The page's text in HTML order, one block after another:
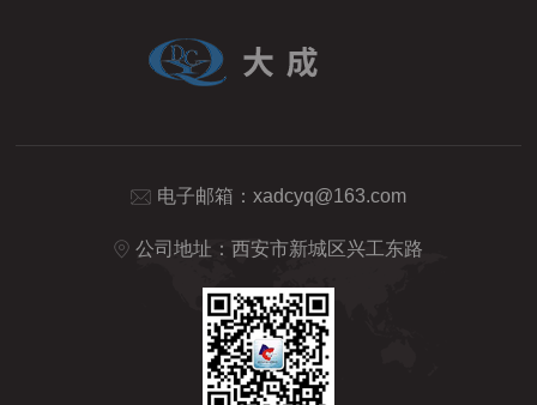
电子邮箱： xadcyq@163.com
公司地址：西安市新城区兴工东路